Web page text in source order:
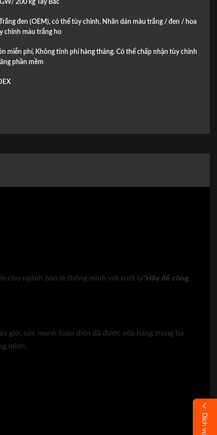
200 kg Tây Bắc
Trắng đen (OEM), có thể tùy chỉnh, Nhãn dán màu trắng / đen / hoa
chỉnh màu trắng ho
miễn phí, Không tính phí hàng tháng. Có thể chấp nhận tùy chỉnh
phần mềm
cho ngành bán lẻ thông minh với triết lý"Hãy để công
giờ, sức mạnh toàn diện đã được xếp hạng trong ba
minh.